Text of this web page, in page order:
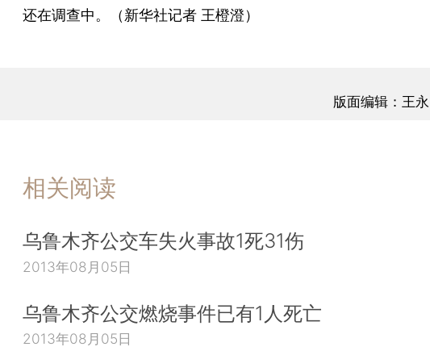
还在调查中。（新华社记者 王橙澄）
版面编辑：王永
相关阅读
乌鲁木齐公交车失火事故1死31伤
2013年08月05日
乌鲁木齐公交燃烧事件已有1人死亡
2013年08月05日